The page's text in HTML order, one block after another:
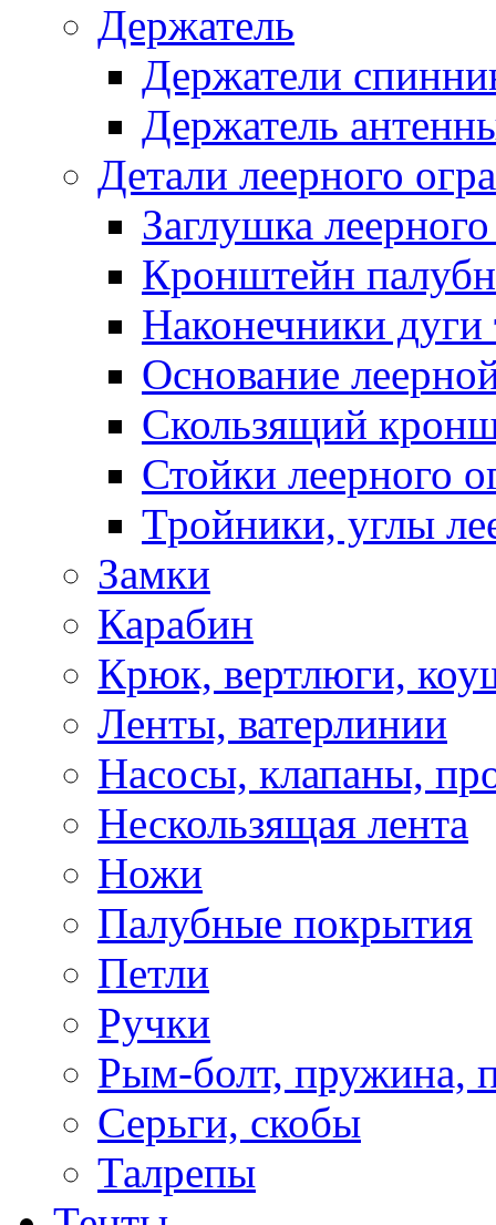
Держатель
Держатели
Держатель
Детали леерного
Заглушка
Кронштейн
Наконечники дуги
Основание
Скользящий
Стойки леерного
Тройники, углы
Замки
Карабин
Крюк, вертлюги,
Ленты, ватерлинии
Насосы, клапаны,
Нескользящая лента
Ножи
Палубные покрытия
Петли
Ручки
Рым-болт, пружина,
Серьги, скобы
Талрепы